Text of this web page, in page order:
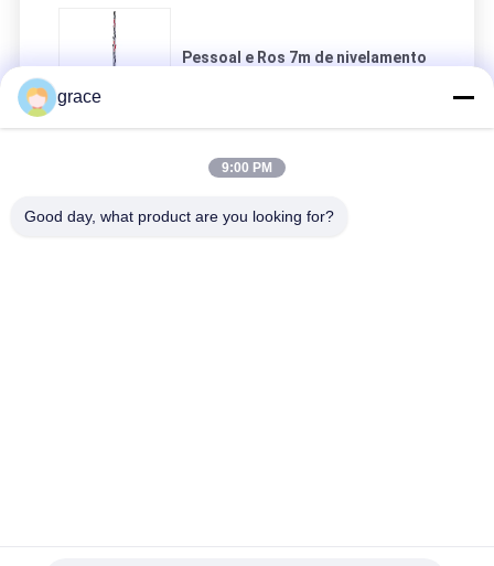
Pessoal e Ros 7m de nivelamento
Continue
grace
9:00 PM
Good day, what product are you looking for?